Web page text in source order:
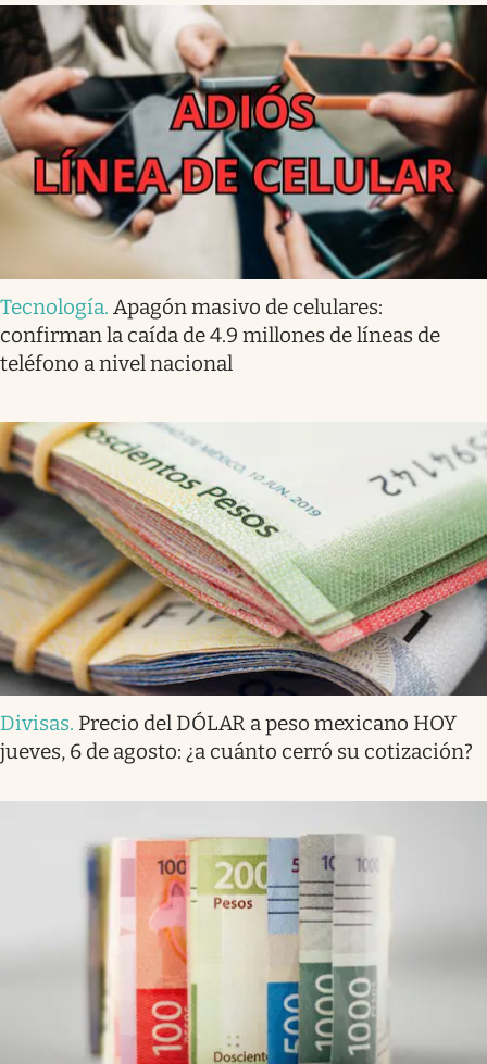
Tecnología. Apagón masivo de celulares:
confirman la caída de 4.9 millones de líneas de
teléfono a nivel nacional
Divisas. Precio del DÓLAR a peso mexicano HOY
jueves, 6 de agosto: ¿a cuánto cerró su cotización?